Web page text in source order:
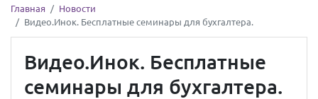
Главная
Новости
Видео.Инок. Бесплатные семинары для бухгалтера.
Видео.Инок. Бесплатные
семинары для бухгалтера.